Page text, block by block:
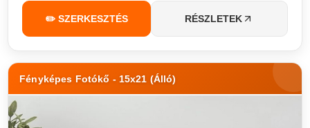
✏️ SZERKESZTÉS RÉSZLETEK
Fényképes Fotókő - 15x21 (Álló)